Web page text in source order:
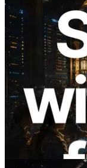
2026.08.05
ERPC
API dengan
Region
API Juga